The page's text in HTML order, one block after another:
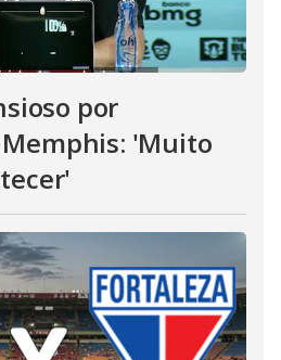
por
'Muito